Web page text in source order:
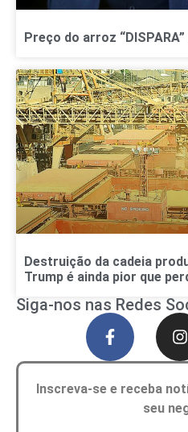
Preço do arroz
Destruição da cadeia
Trump é ainda pior que
Siga-nos nas Redes
Inscreva-se e receba
seu